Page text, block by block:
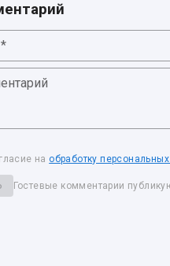
на обработку
Гостевые комментарии